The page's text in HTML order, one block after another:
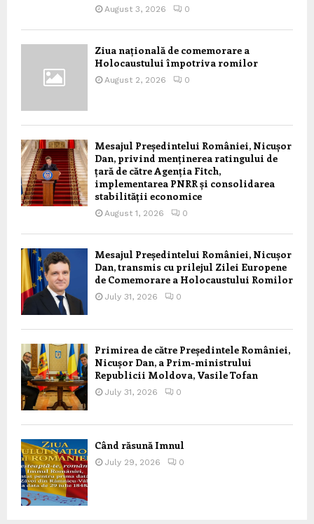
August 3, 2026 0
Ziua națională de comemorare a
Holocaustului împotriva romilor
August 2, 2026 0
Mesajul Președintelui României, Nicușor
Dan, privind menținerea ratingului de
țară de către Agenția Fitch,
implementarea PNRR și consolidarea
stabilității economice
August 1, 2026 0
Mesajul Președintelui României, Nicușor
Dan, transmis cu prilejul Zilei Europene
de Comemorare a Holocaustului Romilor
July 31, 2026 0
Primirea de către Președintele României,
Nicușor Dan, a Prim-ministrului
Republicii Moldova, Vasile Tofan
July 31, 2026 0
Când răsună Imnul
July 29, 2026 0